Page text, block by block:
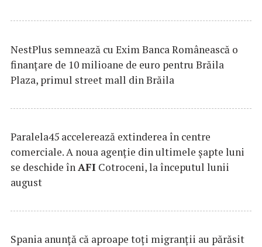
NestPlus semnează cu Exim Banca Românească o
finanțare de 10 milioane de euro pentru Brăila
Plaza, primul street mall din Brăila
Paralela45 accelerează extinderea în centre
comerciale. A noua agenție din ultimele șapte luni
se deschide înAFI Cotroceni, la începutul lunii
august
Spania anunţă că aproape toţi migranţii au părăsit